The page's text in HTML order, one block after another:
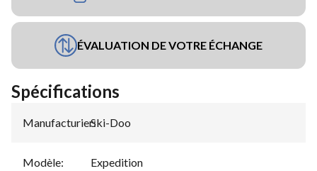
ÉVALUATION DE VOTRE ÉCHANGE
Spécifications
Manufacturier:
Ski-Doo
Modèle: Expedition